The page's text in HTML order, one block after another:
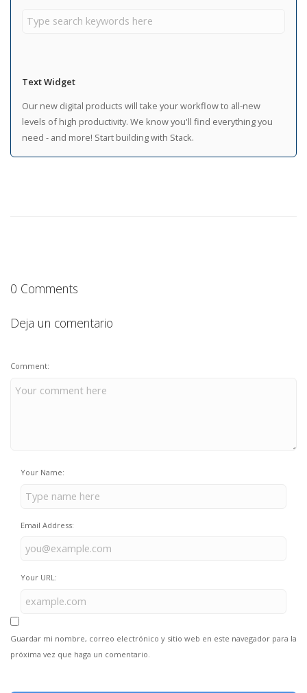
Text Widget
Our new digital products will take your workflow to all-new
levels of high productivity. We know you'll find everything you
need - and more! Start building with Stack.
0 Comments
Deja un comentario
Comment:
Your Name:
Email Address:
Your URL:
Guardar mi nombre, correo electrónico y sitio web en este navegador para la
próxima vez que haga un comentario.